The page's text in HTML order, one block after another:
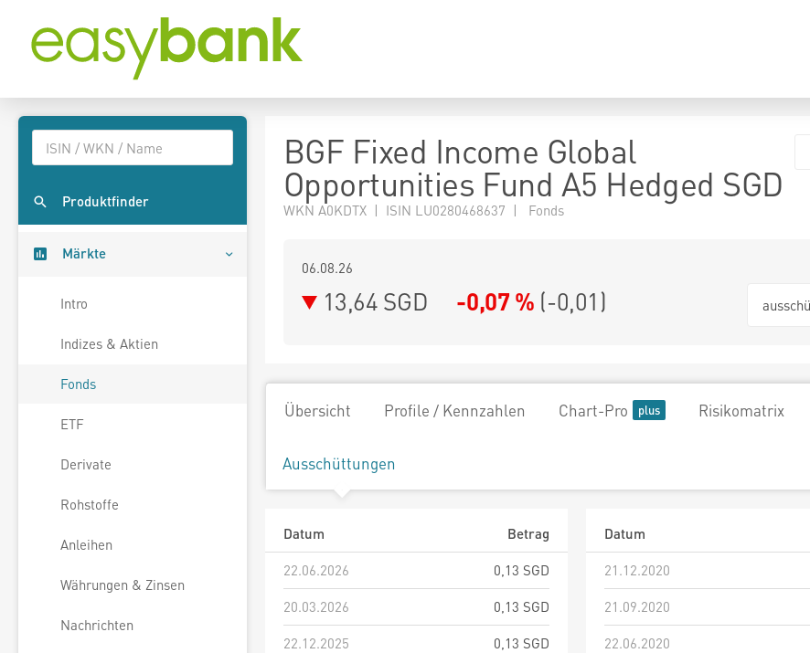
Produktfinder
Märkte
Intro
Indizes & Aktien
Fonds
ETF
Derivate
Rohstoffe
Anleihen
Währungen & Zinsen
Nachrichten
BGF Fixed Income Global
Opportunities Fund A5 Hedged SGD
WKN A0KDTX | ISIN LU0280468637 | Fonds
06.08.26
13,64 SGD -0,07 % (-0,01)
Übersicht Profile / Kennzahlen Chart-Pro Risikomatrix
Ausschüttungen
Datum
Betrag
22.06.2026
0,13 SGD
20.03.2026
0,13 SGD
22.12.2025
0,13 SGD
Datum
21.12.2020
21.09.2020
22.06.2020